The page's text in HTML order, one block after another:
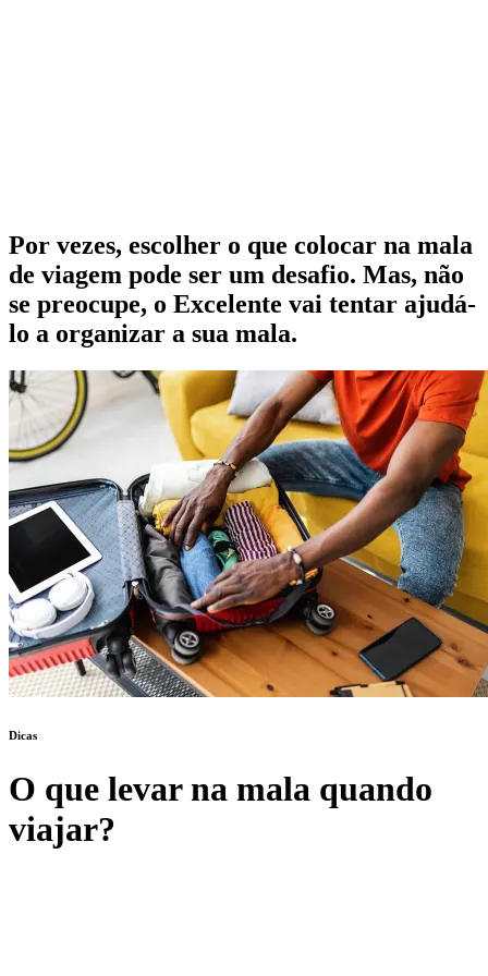
Por vezes, escolher o que colocar na mala
de viagem pode ser um desafio. Mas, não
se preocupe, o Excelente vai tentar ajudá-
lo a organizar a sua mala.
Dicas
O que levar na mala quando
viajar?